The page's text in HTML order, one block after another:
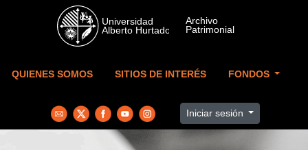
Skip to main content
QUIENES SOMOS SITIOS DE INTERÉS FONDOS
Iniciar sesión